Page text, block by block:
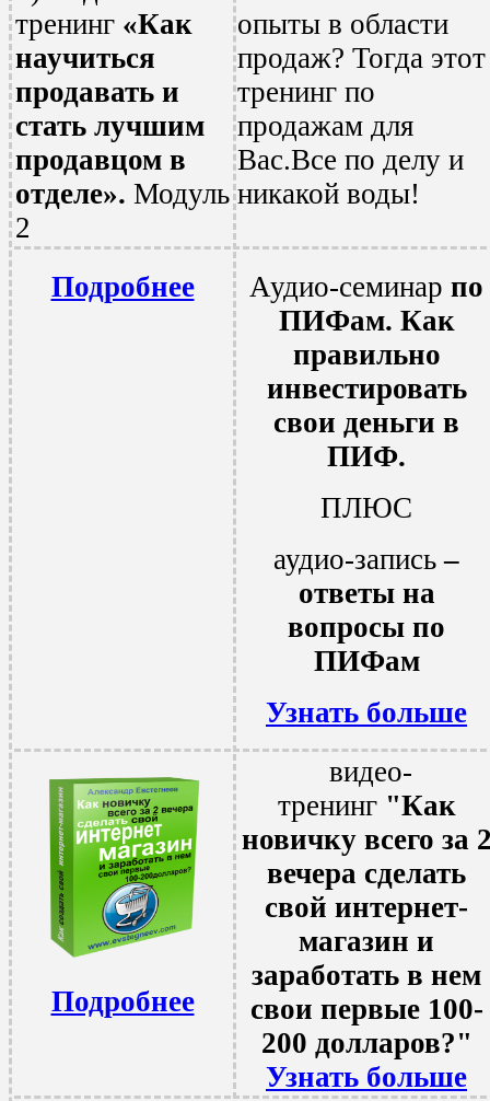
тренинг «Как
научиться
продавать и
стать лучшим
продавцом в
отделе». Модуль
2
опыты в области
продаж? Тогда этот
тренинг по
продажам для
Вас.Все по делу и
никакой воды!
Подробнее Аудио-семинар по
ПИФам. Как
правильно
инвестировать
свои деньги в
ПИФ.
ПЛЮС
аудио-запись –
ответы на
вопросы по
ПИФам
Узнать больше
Подробнее
видео-
тренинг "Как
новичку всего за
вечера сделать
свой интернет-
магазин и
заработать в нем
свои первые 100-
200 долларов?"
Узнать больше